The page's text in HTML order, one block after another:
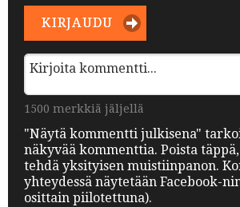
KIRJAUDU
1500 merkkiä jäljellä
"Näytä kommentti julkisena"
näkyvää kommenttia. Poista
tehdä yksityisen muistiinpanon.
yhteydessä näytetään Facebook-
osittain piilotettuna).